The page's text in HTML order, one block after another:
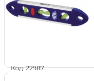
Код: 22987